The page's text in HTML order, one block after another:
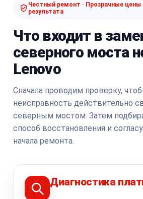
Честный ремонт · Прозрачные цены
результата
Что входит в
северного моста
Lenovo
Сначала проводим проверку,
неисправность действительно
северным мостом. Затем
способ восстановления и
начала ремонта.
Диагностика